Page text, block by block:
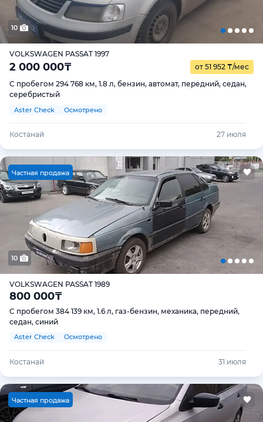
10
VOLKSWAGEN PASSAT 1997
2 000 000₸ от 51 952 ₸/мес
С пробегом 294 768 км, 1.8 л, бензин, автомат, передний, седан,
серебристый
Aster Check Осмотрено
Костанай 27 июля
Частная продажа
10
VOLKSWAGEN PASSAT 1989
800 000₸
С пробегом 384 139 км, 1.6 л, газ-бензин, механика, передний,
седан, синий
Aster Check Осмотрено
Костанай 31 июля
Частная продажа